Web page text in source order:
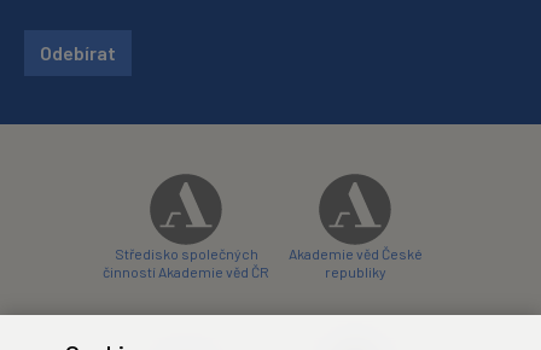
Odebírat
Středisko společných
činností Akademie věd ČR
Akademie věd České
republiky